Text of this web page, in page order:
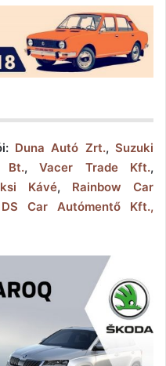
Duna Autó Zrt.,Suzuki
Bt.,Vacer Trade Kft.,
Kávé, Rainbow Car
DS Car Autómentő Kft.,